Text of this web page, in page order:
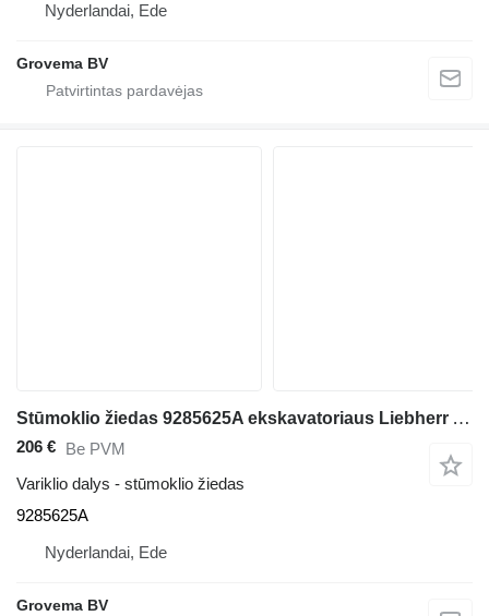
Nyderlandai, Ede
Grovema BV
Stūmoklio žiedas 9285625A ekskavatoriaus Liebherr A904C Li / A918 / A920 / A922 RAIL / A924 RAIL / LH22 M / LH24 M
206 € Be PVM
Variklio dalys - stūmoklio žiedas
9285625A
Nyderlandai, Ede
Grovema BV